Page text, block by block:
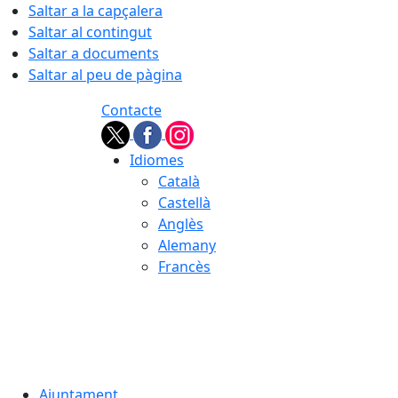
Saltar a la capçalera
Saltar al contingut
Saltar a documents
Saltar al peu de pàgina
Contacte
Idiomes
Català
Castellà
Anglès
Alemany
Francès